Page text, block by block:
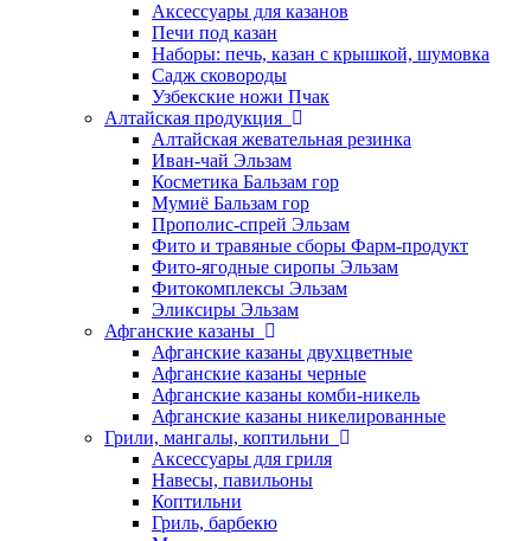
Аксессуары для казанов
Печи под казан
Наборы: печь, казан с крышкой, шумовка
Садж сковороды
Узбекские ножи Пчак
Алтайская продукция
Алтайская жевательная резинка
Иван-чай Эльзам
Косметика Бальзам гор
Мумиё Бальзам гор
Прополис-спрей Эльзам
Фито и травяные сборы Фарм-продукт
Фито-ягодные сиропы Эльзам
Фитокомплексы Эльзам
Эликсиры Эльзам
Афганские казаны
Афганские казаны двухцветные
Афганские казаны черные
Афганские казаны комби-никель
Афганские казаны никелированные
Грили, мангалы, коптильни
Аксессуары для гриля
Навесы, павильоны
Коптильни
Гриль, барбекю